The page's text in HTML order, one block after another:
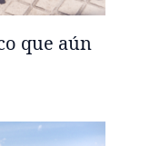
que aún